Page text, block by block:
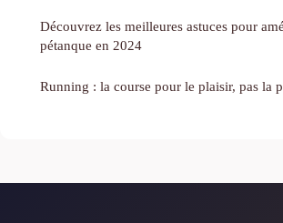
Découvrez les meilleures astuces pour
pétanque en 2024
Running : la course pour le plaisir, pas la